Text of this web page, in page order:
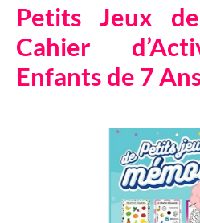
Petits Jeux
Cahier
Enfants de 7